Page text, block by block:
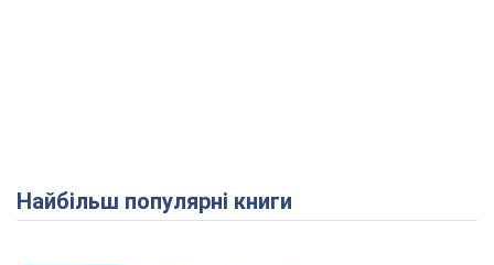
Найбільш популярні книги